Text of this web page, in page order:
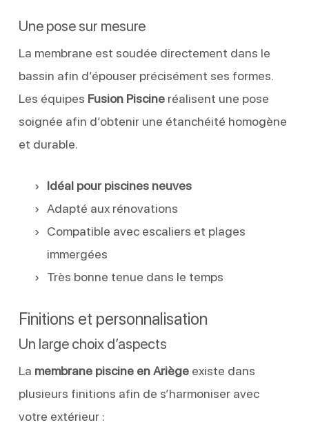
Une pose sur mesure
La membrane est soudée directement dans le
bassin afin d’épouser précisément ses formes.
Les équipes Fusion Piscineréalisent une pose
soignée afin d’obtenir une étanchéité homogène
et durable.
Idéal pour piscines neuves
Adapté aux rénovations
Compatible avec escaliers et plages
immergées
Très bonne tenue dans le temps
Finitions et personnalisation
Un large choix d’aspects
La membrane piscine en Ariègeexiste dans
plusieurs finitions afin de s’harmoniser avec
votre extérieur :